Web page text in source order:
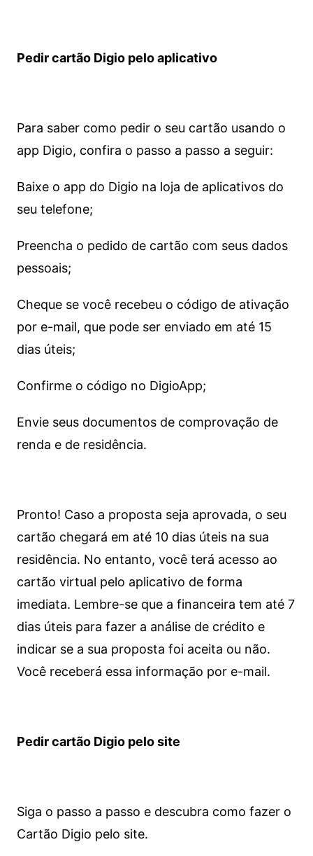
Pedir cartão Digio pelo aplicativo
Para saber como pedir o seu cartão usando o
app Digio, confira o passo a passo a seguir:
Baixe o app do Digio na loja de aplicativos do
seu telefone;
Preencha o pedido de cartão com seus dados
pessoais;
Cheque se você recebeu o código de ativação
por e-mail, que pode ser enviado em até 15
dias úteis;
Confirme o código no DigioApp;
Envie seus documentos de comprovação de
renda e de residência.
Pronto! Caso a proposta seja aprovada, o seu
cartão chegará em até 10 dias úteis na sua
residência. No entanto, você terá acesso ao
cartão virtual pelo aplicativo de forma
imediata. Lembre-se que a financeira tem até 7
dias úteis para fazer a análise de crédito e
indicar se a sua proposta foi aceita ou não.
Você receberá essa informação por e-mail.
Pedir cartão Digio pelo site
Siga o passo a passo e descubra como fazer o
Cartão Digio pelo site.